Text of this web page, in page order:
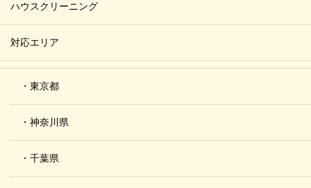
ハウスクリーニング
対応エリア
・東京都
・神奈川県
・千葉県